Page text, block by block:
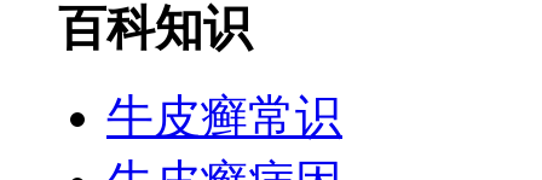
百科知识
牛皮癣常识